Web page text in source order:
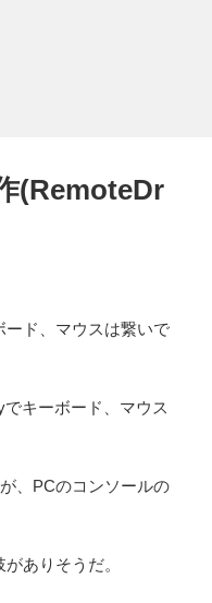
(RemoteDr
ード、マウスは繋いで
キーボード、マウス
、PCのコンソールの
ありそうだ。